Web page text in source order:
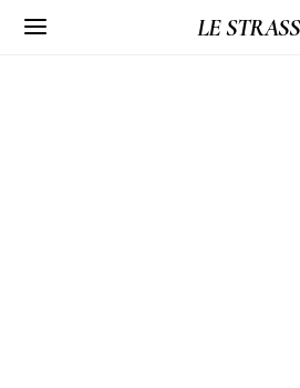
LE STRASS